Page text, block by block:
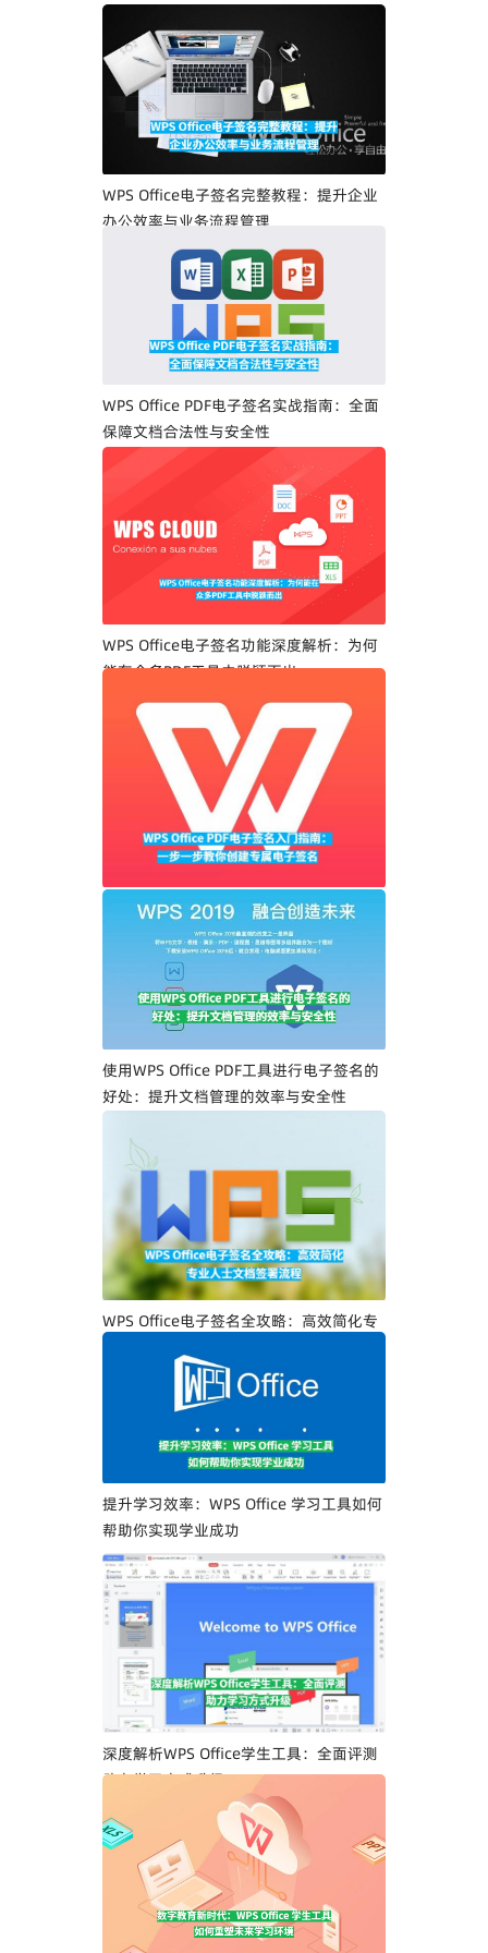
WPS Office电子签名完整教程：提升企业
办公效率与业务流程管理
WPS Office PDF电子签名实战指南：全面
保障文档合法性与安全性
WPS Office电子签名功能深度解析：为何
能在众多PDF工具中脱颖而出
WPS Office PDF电子签名入门指南：一步
一步教你创建专属电子签名
使用WPS Office PDF工具进行电子签名的
好处：提升文档管理的效率与安全性
WPS Office电子签名全攻略：高效简化专
提升学习效率：WPS Office 学习工具如何
帮助你实现学业成功
深度解析WPS Office学生工具：全面评测
助力学习方式升级